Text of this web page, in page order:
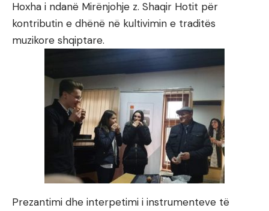
Hoxha i ndanë Mirënjohje z. Shaqir Hotit për
kontributin e dhënë në kultivimin e traditës
muzikore shqiptare.
Prezantimi dhe interpetimi i instrumenteve të